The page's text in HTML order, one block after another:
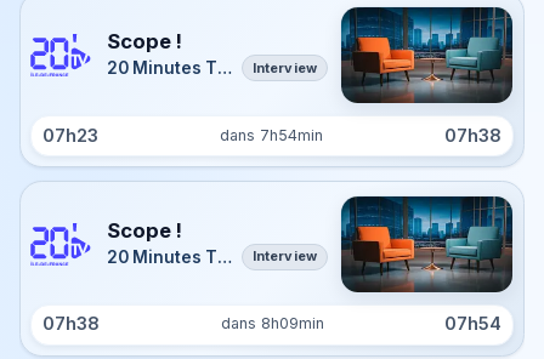
Scope !
20 Minutes TV Île-de-France Interview
07h23 dans 7h54min 07h38
Scope !
20 Minutes TV Île-de-France Interview
07h38 dans 8h09min 07h54